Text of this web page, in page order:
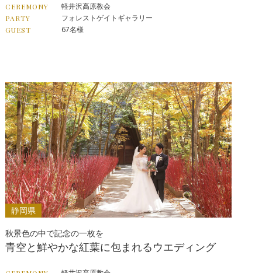
CEREMONY 軽井沢高原教会
PARTY フォレストゲイトギャラリー
GUEST 67名様
静岡県
秋景色の中で記念の一枚を
青空と鮮やかな紅葉に包まれるウエディング